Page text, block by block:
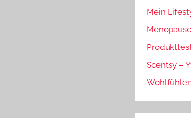
Mein
Scentsy –